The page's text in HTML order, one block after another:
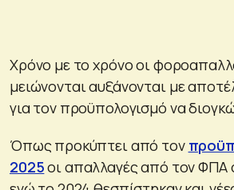
Χρόνο με το χρόνο οι
μειώνονται αυξάνονται με
για τον προϋπολογισμό να
Όπως προκύπτει από τον
2025οι απαλλαγές από τον ΦΠΑ